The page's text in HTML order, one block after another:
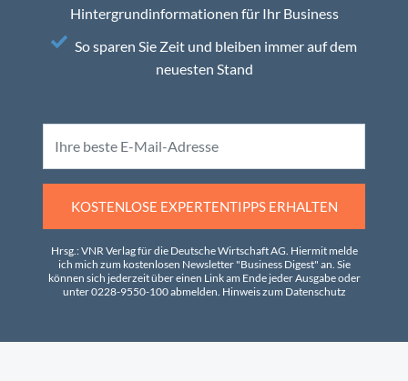
Hintergrundinformationen für Ihr Business
So sparen Sie Zeit und bleiben immer auf dem
neuesten Stand
KOSTENLOSE EXPERTENTIPPS ERHALTEN
Hrsg.: VNR Verlag für die Deutsche Wirtschaft AG. Hiermit melde
ich mich zum kostenlosen Newsletter "Business Digest" an. Sie
können sich jederzeit über einen Link am Ende jeder Ausgabe oder
unter 0228-9550-100 abmelden. Hinweis zum Datenschutz